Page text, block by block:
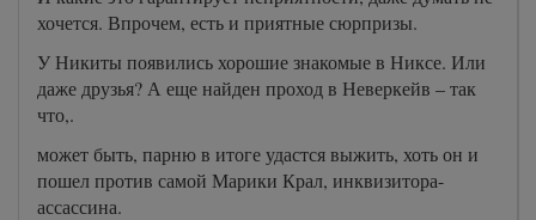
хочется. Впрочем, есть и приятные сюрпризы.
У Никиты появились хорошие знакомые в Никсе. Или
даже друзья? А еще найден проход в Неверкейв – так
что,.
может быть, парню в итоге удастся выжить, хоть он и
пошел против самой Марики Крал, инквизитора-
ассассина.